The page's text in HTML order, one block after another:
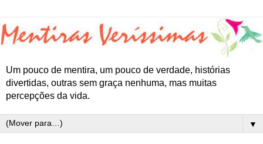
Um pouco de mentira, um pouco de verdade, histórias
divertidas, outras sem graça nenhuma, mas muitas
percepções da vida.
▼